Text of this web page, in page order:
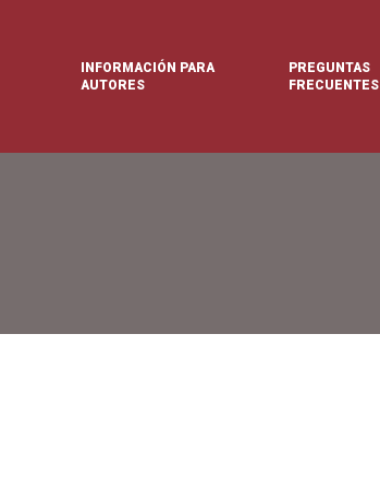
INFORMACIÓN PARA
AUTORES
PREGUNTAS
FRECUENTES